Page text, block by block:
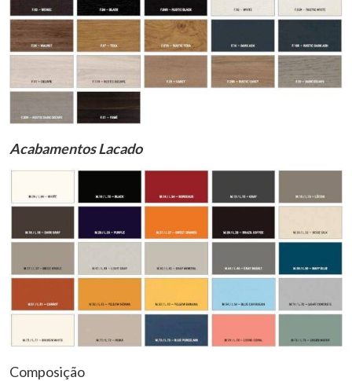
Acabamentos Lacado
Composição